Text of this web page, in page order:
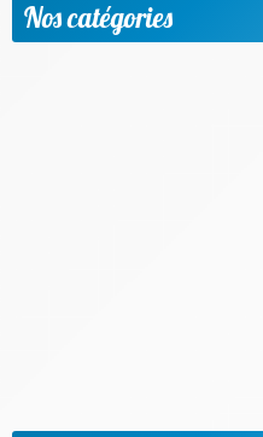
Nos catégories